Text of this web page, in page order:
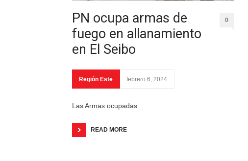
PN ocupa armas de
fuego en allanamiento
en El Seibo
0
Región Este febrero 6, 2024
Las Armas ocupadas
READ MORE